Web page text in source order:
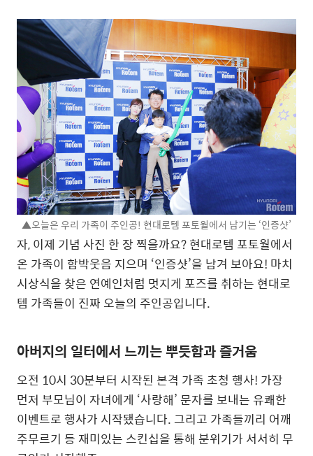
▲오늘은 우리 가족이 주인공! 현대로템 포토월에서 남기는 ‘인증샷’
자, 이제 기념 사진 한 장 찍을까요? 현대로템 포토월에서
온 가족이 함박웃음 지으며 ‘인증샷’을 남겨 보아요! 마치
시상식을 찾은 연예인처럼 멋지게 포즈를 취하는 현대로
템 가족들이 진짜 오늘의 주인공입니다.
아버지의 일터에서 느끼는 뿌듯함과 즐거움
오전 10시 30분부터 시작된 본격 가족 초청 행사! 가장
먼저 부모님이 자녀에게 ‘사랑해’ 문자를 보내는 유쾌한
이벤트로 행사가 시작됐습니다. 그리고 가족들끼리 어깨
주무르기 등 재미있는 스킨십을 통해 분위기가 서서히 무